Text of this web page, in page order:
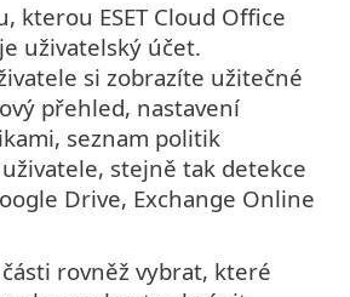
kterou ESET Cloud Office
uživatelský účet.
si zobrazíte užitečné
přehled, nastavení
seznam politik
stejně tak detekce
Drive, Exchange Online
rovněž vybrat, které